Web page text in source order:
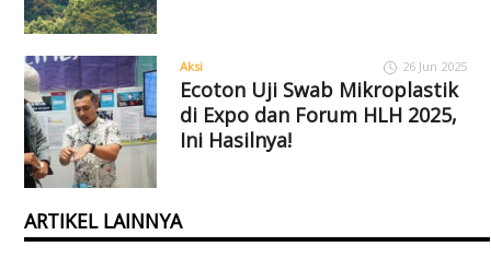
Aksi 26 Jun 2025
Ecoton Uji Swab Mikroplastik
di Expo dan Forum HLH 2025,
Ini Hasilnya!
ARTIKEL LAINNYA